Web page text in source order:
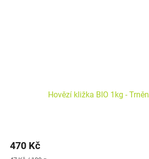
Hovězí kližka BIO 1kg -
470 Kč